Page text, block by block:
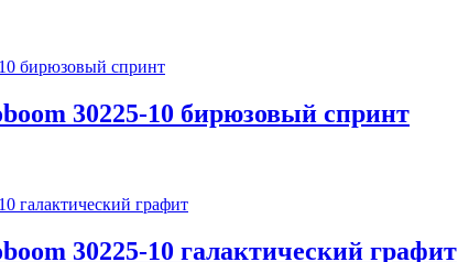
30225-10 бирюзовый спринт
30225-10 галактический графит